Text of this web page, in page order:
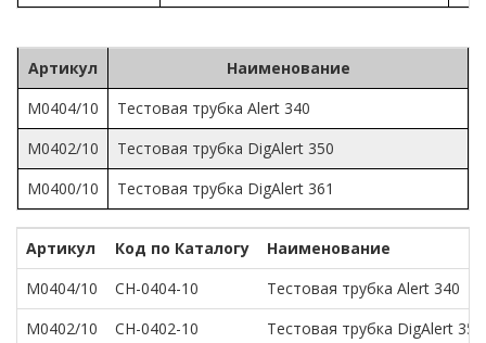
Артикул
Наименование
M0404/10
Тестовая трубка Alert 340
M0402/10
Тестовая трубка DigAlert 350
M0400/10
Тестовая трубка DigAlert 361
Артикул Код по Каталогу
Наименование
M0404/10
CH-0404-10
Тестовая трубка Alert 340
M0402/10
CH-0402-10
Тестовая трубка DigAlert 350